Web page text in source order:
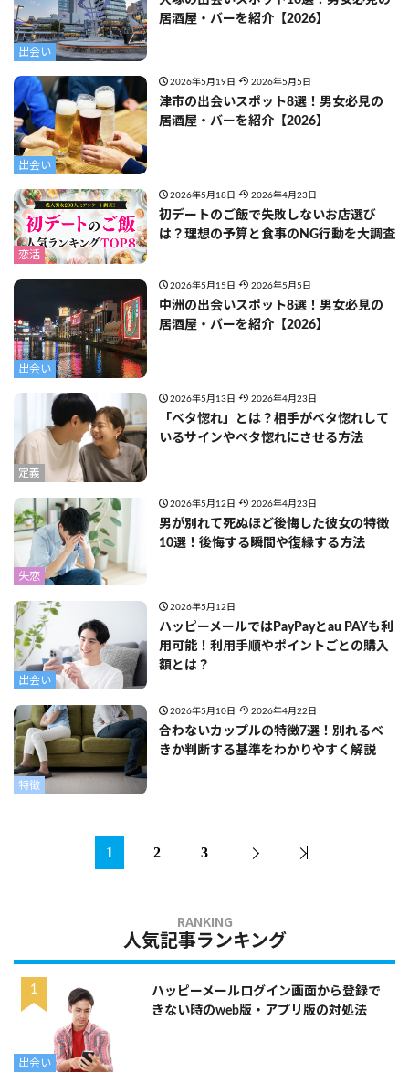
出会い
居酒屋・バーを紹介【2026】
出会い
2026年5月19日 2026年5月5日
津市の出会いスポット8選！男女必見の
居酒屋・バーを紹介【2026】
恋活
2026年5月18日 2026年4月23日
初デートのご飯で失敗しないお店選び
は？理想の予算と食事のNG行動を大調査
出会い
2026年5月15日 2026年5月5日
中洲の出会いスポット8選！男女必見の
居酒屋・バーを紹介【2026】
定義
2026年5月13日 2026年4月23日
「ベタ惚れ」とは？相手がベタ惚れして
いるサインやベタ惚れにさせる方法
失恋
2026年5月12日 2026年4月23日
男が別れて死ぬほど後悔した彼女の特徴
10選！後悔する瞬間や復縁する方法
出会い
2026年5月12日
ハッピーメールではPayPayとau PAYも利
用可能！利用手順やポイントごとの購入
額とは？
特徴
2026年5月10日 2026年4月22日
合わないカップルの特徴7選！別れるべ
きか判断する基準をわかりやすく解説
1 2 3
人気記事ランキング
出会い
ハッピーメールログイン画面から登録で
きない時のweb版・アプリ版の対処法